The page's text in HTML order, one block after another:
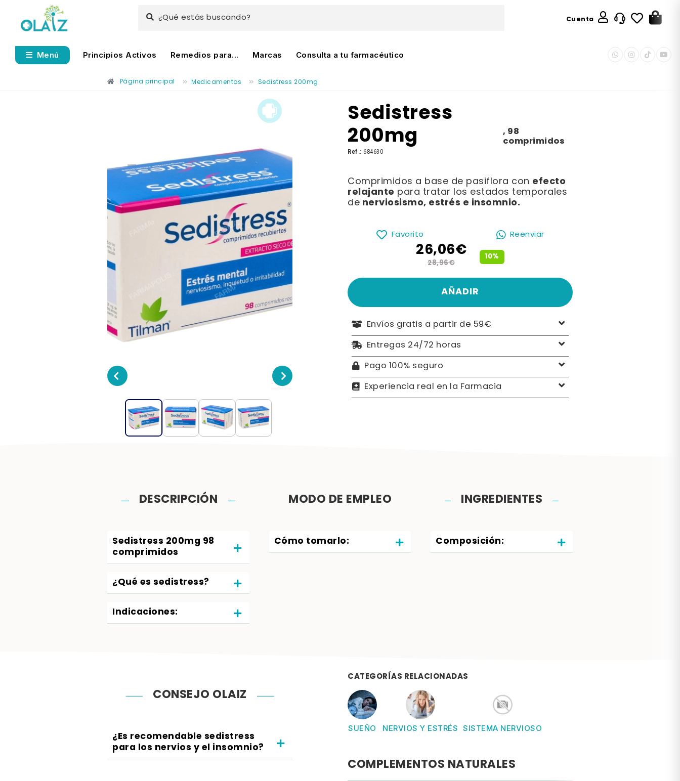
¿Qué estás buscando? Cuenta
Menú Principios Activos Remedios para... Marcas Consulta a tu farmacéutico
Página principal Medicamentos Sedistress 200mg
Sedistress
200mg , 98
comprimidos
Ref.: 684630
Comprimidos a base de pasiflora con efecto
relajante para tratar los estados temporales
de nerviosismo, estrés e insomnio.
Favorito Reenviar
10%
26,06€
28,96€
AÑADIR
Envíos gratis a partir de 59€
Entregas 24/72 horas
Pago 100% seguro
Experiencia real en la Farmacia
DESCRIPCIÓN
Sedistress 200mg 98
comprimidos
¿Qué es sedistress?
Indicaciones:
MODO DE EMPLEO
Cómo tomarlo:
INGREDIENTES
Composición:
CONSEJO OLAIZ
¿Es recomendable sedistress
para los nervios y el insomnio?
CATEGORÍAS RELACIONADAS
SUEÑO NERVIOS Y ESTRÉS SISTEMA NERVIOSO
COMPLEMENTOS NATURALES